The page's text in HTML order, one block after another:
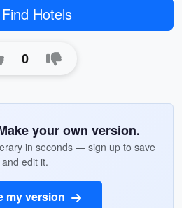
Find Hotels
0
your own version.
in seconds — sign up to save
and edit it.
my version